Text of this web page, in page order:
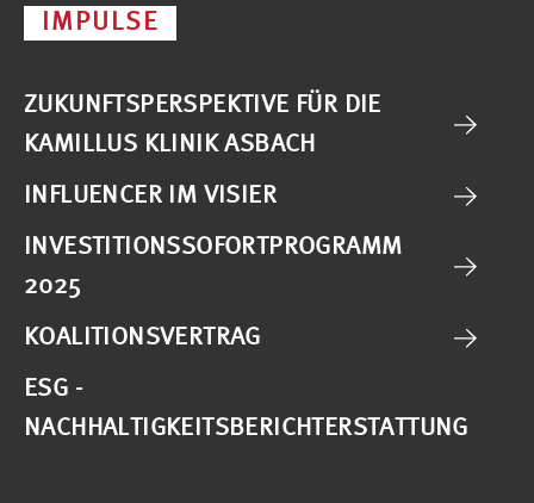
IMPULSE
ZUKUNFTSPERSPEKTIVE FÜR DIE
KAMILLUS KLINIK ASBACH
INFLUENCER IM VISIER
INVESTITIONSSOFORTPROGRAMM
2025
KOALITIONSVERTRAG
ESG -
NACHHALTIGKEITSBERICHTERSTATTUNG